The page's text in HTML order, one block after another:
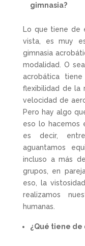
gimnasia?
Lo que tiene de
vista, es muy
gimnasia
modalidad. O
acrobática
flexibilidad de la
velocidad de
Pero hay algo
eso lo hacemos
es decir,
aguantamos
incluso a más
grupos, en
eso, la
realizamos
humanas.
¿Qué tiene de